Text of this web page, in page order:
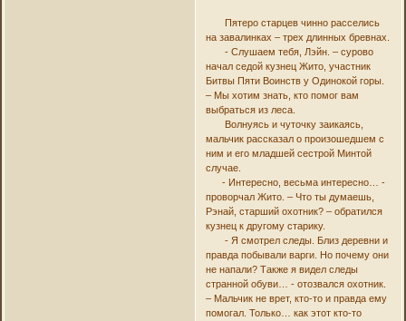
Пятеро старцев чинно расселись
на завалинках – трех длинных бревнах.
- Слушаем тебя, Лэйн. – сурово
начал седой кузнец Жито, участник
Битвы Пяти Воинств у Одинокой горы.
– Мы хотим знать, кто помог вам
выбраться из леса.
Волнуясь и чуточку заикаясь,
мальчик рассказал о произошедшем с
ним и его младшей сестрой Минтой
случае.
- Интересно, весьма интересно… -
проворчал Жито. – Что ты думаешь,
Рэнай, старший охотник? – обратился
кузнец к другому старику.
- Я смотрел следы. Близ деревни и
правда побывали варги. Но почему они
не напали? Также я видел следы
странной обуви… - отозвался охотник.
– Мальчик не врет, кто-то и правда ему
помогал. Только… как этот кто-то